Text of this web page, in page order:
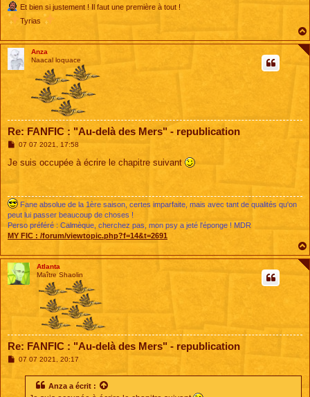
Et bien si justement ! Il faut une première à tout !
Tyrias
Anza
Naacal loquace
Re: FANFIC : "Au-delà des Mers" - republication
M
s
07 07 2021, 17:58
Je suis occupée à écrire le chapitre suivant
Fane absolue de la 1ère saison, certes imparfaite, mais avec tant de qualités qu'on
peut lui passer beaucoup de choses !
Perso préféré : Calmèque, cherchez pas, mon psy a jeté l'éponge ! MDR
MY FIC : /forum/viewtopic.php?f=14&t=2691
Atlanta
Maître Shaolin
Re: FANFIC : "Au-delà des Mers" - republication
M07 07 2021, 20:17
Anzaa écrit :